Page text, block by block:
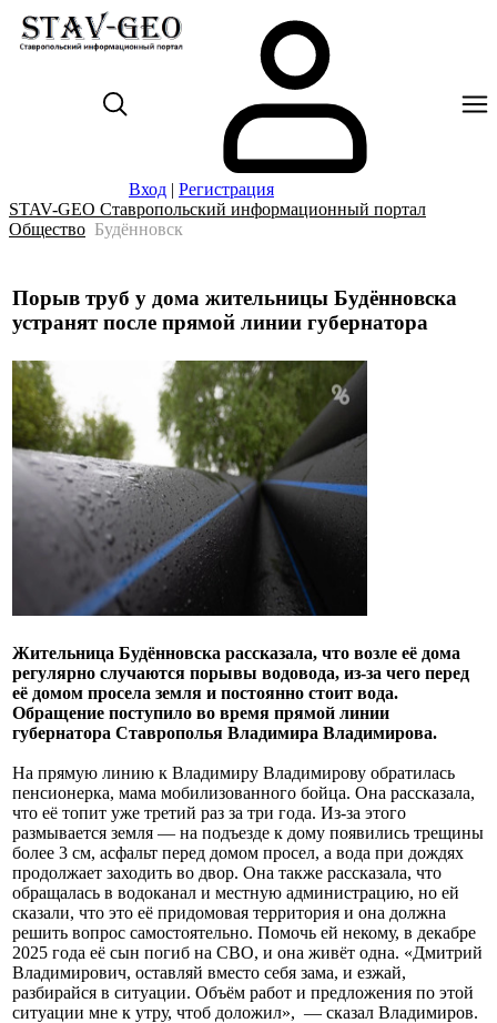
Вход | Регистрация
STAV-GEO Ставропольский информационный портал
Общество Будённовск
Порыв труб у дома жительницы Будённовска
устранят после прямой линии губернатора
Жительница Будённовска рассказала, что возле её дома
регулярно случаются порывы водовода, из-за чего перед
её домом просела земля и постоянно стоит вода.
Обращение поступило во время прямой линии
губернатора Ставрополья Владимира Владимирова.
На прямую линию к Владимиру Владимирову обратилась
пенсионерка, мама мобилизованного бойца. Она рассказала,
что её топит уже третий раз за три года. Из-за этого
размывается земля — на подъезде к дому появились трещины
более 3 см, асфальт перед домом просел, а вода при дождях
продолжает заходить во двор. Она также рассказала, что
обращалась в водоканал и местную администрацию, но ей
сказали, что это её придомовая территория и она должна
решить вопрос самостоятельно. Помочь ей некому, в декабре
2025 года её сын погиб на СВО, и она живёт одна. «Дмитрий
Владимирович, оставляй вместо себя зама, и езжай,
разбирайся в ситуации. Объём работ и предложения по этой
ситуации мне к утру, чтоб доложил», — сказал Владимиров.